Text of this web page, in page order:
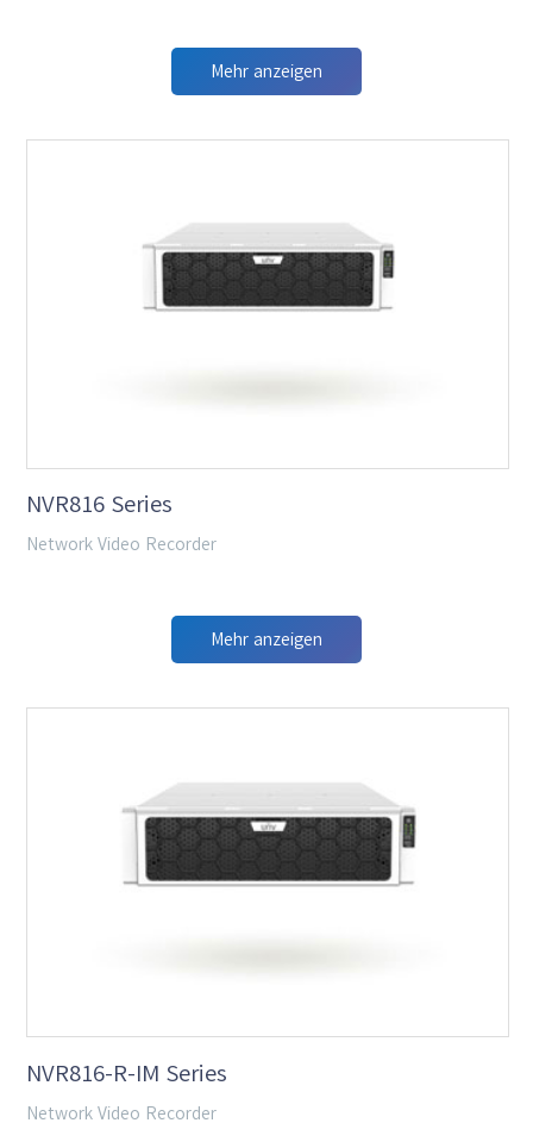
Mehr anzeigen
NVR816 Series
Network Video Recorder
Mehr anzeigen
NVR816-R-IM Series
Network Video Recorder